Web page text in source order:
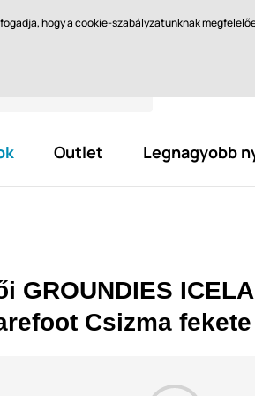
Méret kiválasztása Miért barefoot?
Outlet Legnagyobb
GROUNDIES
Csizma fekete
hogy a cookie-szabályzatunknak